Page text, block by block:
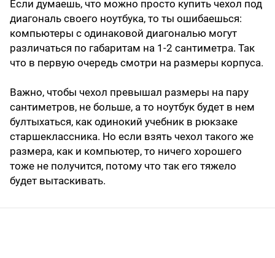
Если думаешь, что можно просто купить чехол под
диагональ своего ноутбука, то ты ошибаешься:
компьютеры с одинаковой диагональю могут
различаться по габаритам на 1-2 сантиметра. Так
что в первую очередь смотри на размеры корпуса.
Важно, чтобы чехол превышал размеры на пару
сантиметров, не больше, а то ноутбук будет в нем
бултыхаться, как одинокий учебник в рюкзаке
старшеклассника. Но если взять чехол такого же
размера, как и компьютер, то ничего хорошего
тоже не получится, потому что так его тяжело
будет вытаскивать.